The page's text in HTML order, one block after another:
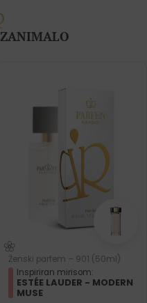
ZANIMALO
Ženski parfem – 901 (50ml)
Inspiriran mirisom:
ESTÉE LAUDER - MODERN
MUSE